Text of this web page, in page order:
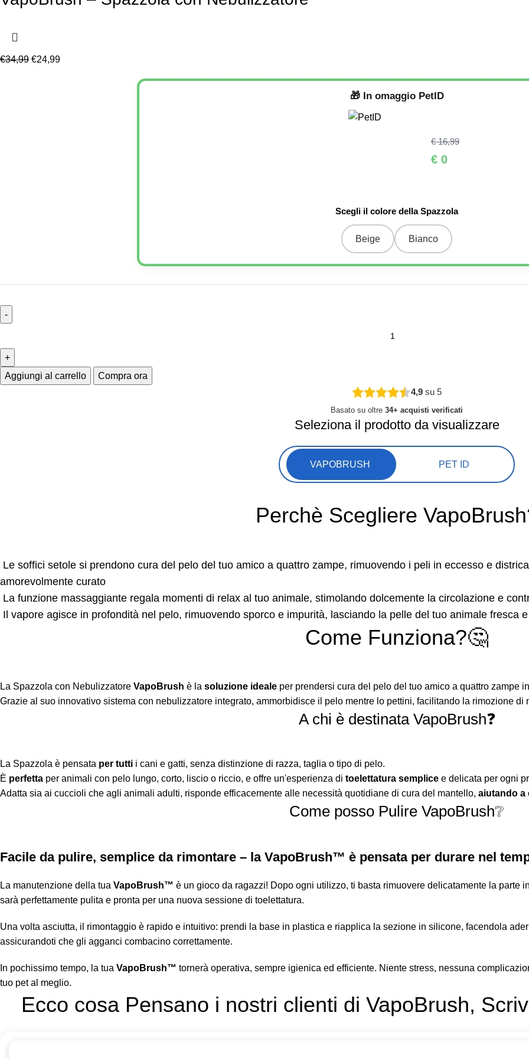
€34,99 €24,99
🎁 In omaggioPetID
€ 16,99
€ 0
Beige Bianco
Aggiungi al carrello
Compra ora
4,9 su 5
Basato su oltre 34+ acquisti verificati
Seleziona il prodotto da visualizzare
VAPOBRUSH PET ID
Perchè Scegliere
Le soffici setole si prendono cura del pelo del tuo amico a quattro zampe, rimuovendo i peli in eccesso e
amorevolmente curato
La funzione massaggiante regala momenti di relax al tuo animale, stimolando dolcemente la circolazione e
Il vapore agisce in profondità nel pelo, rimuovendo sporco e impurità, lasciando la pelle del tuo animale fresca
Come Funziona?🤔
La Spazzola con Nebulizzatore VapoBrush è la soluzione ideale per prendersi cura del pelo del tuo amico a quattro zampe
Grazie al suo innovativo sistema con nebulizzatore integrato, ammorbidisce il pelo mentre lo pettini, facilitando la rimozione
A chi è destinata VapoBrush❓
La Spazzola è pensata per tutti i cani e gatti, senza distinzione di razza, taglia o tipo di pelo.
È perfetta per animali con pelo lungo, corto, liscio o riccio, e offre un'esperienza di toelettatura semplice e delicata per ogni
Adatta sia ai cuccioli che agli animali adulti, risponde efficacemente alle necessità quotidiane di cura del mantello, aiutando a
Come posso Pulire VapoBrush❔
Facile da pulire, semplice da rimontare – la VapoBrush™ è pensata per durare nel
La manutenzione della tua VapoBrush™ è un gioco da ragazzi! Dopo ogni utilizzo, ti basta rimuovere delicatamente la parte
sarà perfettamente pulita e pronta per una nuova sessione di toelettatura.
Una volta asciutta, il rimontaggio è rapido e intuitivo: prendi la base in plastica e riapplica la sezione in silicone, facendola
assicurandoti che gli agganci combacino correttamente.
In pochissimo tempo, la tua VapoBrush™ tornerà operativa, sempre igienica ed efficiente. Niente stress, nessuna
tuo pet al meglio.
Ecco cosa Pensano i nostri clienti di VapoBrush,